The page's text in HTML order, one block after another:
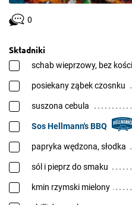
0
Składniki
schab wieprzowy, bez
posiekany ząbek czosnku
suszona cebula
Sos Hellmann's BBQ
papryka wędzona, słodka
sól i pieprz do smaku
kmin rzymski mielony